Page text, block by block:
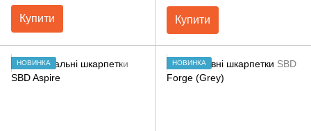
Купити Купити
НОВИНКА НОВИНКА